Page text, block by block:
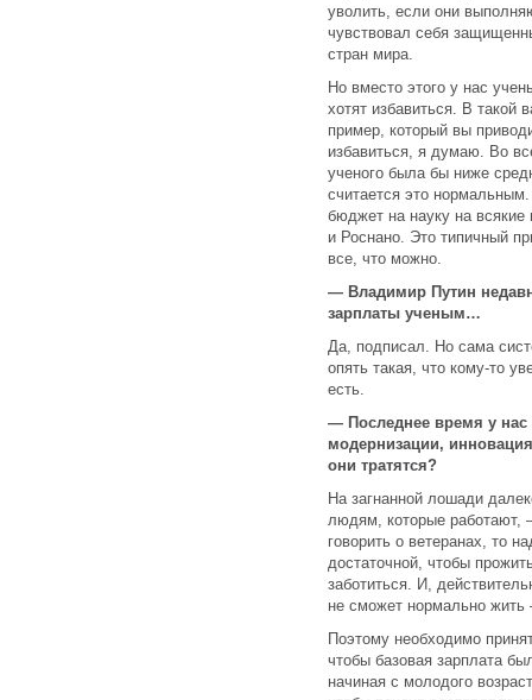
уволить, если они
чувствовал себя
стран мира.
Но вместо этого у нас
хотят избавиться. В такой
пример, который вы
избавиться, я думаю. Во
ученого была бы ниже
считается это
бюджет на науку на
и Роснано. Это типичный
все, что можно.
— Владимир Путин
зарплаты ученым…
Да, подписал. Но сама
опять такая, что кому-то
есть.
— Последнее время у нас
модернизации,
они тратятся?
На загнанной лошади
людям, которые работают,
говорить о ветеранах, то
достаточной, чтобы
заботиться. И,
не сможет нормально
Поэтому необходимо
чтобы базовая зарплата
начиная с молодого